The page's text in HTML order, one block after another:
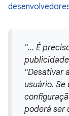
"... É
"Desativar
usuário. Se
poderá ser